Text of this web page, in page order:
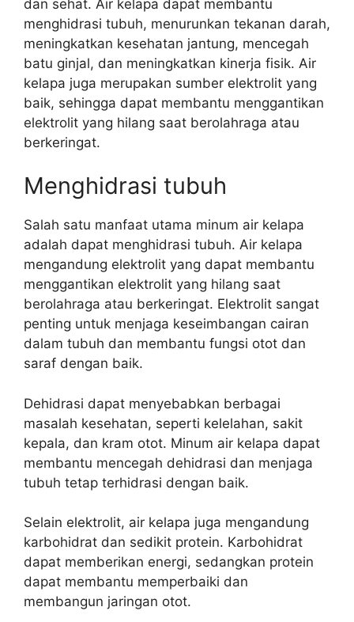
dan sehat. Air kelapa dapat membantu
menghidrasi tubuh, menurunkan tekanan darah,
meningkatkan kesehatan jantung, mencegah
batu ginjal, dan meningkatkan kinerja fisik. Air
kelapa juga merupakan sumber elektrolit yang
baik, sehingga dapat membantu menggantikan
elektrolit yang hilang saat berolahraga atau
berkeringat.
Menghidrasi tubuh
Salah satu manfaat utama minum air kelapa
adalah dapat menghidrasi tubuh. Air kelapa
mengandung elektrolit yang dapat membantu
menggantikan elektrolit yang hilang saat
berolahraga atau berkeringat. Elektrolit sangat
penting untuk menjaga keseimbangan cairan
dalam tubuh dan membantu fungsi otot dan
saraf dengan baik.
Dehidrasi dapat menyebabkan berbagai
masalah kesehatan, seperti kelelahan, sakit
kepala, dan kram otot. Minum air kelapa dapat
membantu mencegah dehidrasi dan menjaga
tubuh tetap terhidrasi dengan baik.
Selain elektrolit, air kelapa juga mengandung
karbohidrat dan sedikit protein. Karbohidrat
dapat memberikan energi, sedangkan protein
dapat membantu memperbaiki dan
membangun jaringan otot.